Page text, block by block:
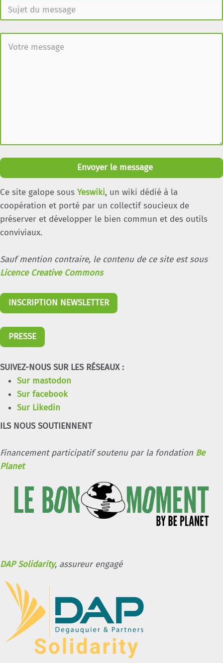
Envoyer le message
Ce site galope sous Yeswiki, un wiki dédié à la
coopération et porté par un collectif soucieux de
préserver et développer le bien commun et des outils
conviviaux.
Sauf mention contraire, le contenu de ce site est sous
Licence Creative Commons
INSCRIPTION NEWSLETTER
PRESSE
SUIVEZ-NOUS SUR LES RÉSEAUX :
Sur mastodon
Sur facebook
Sur Likedin
ILS NOUS SOUTIENNENT
Financement participatif soutenu par la fondation Be
Planet
DAP Solidarity, assureur engagé